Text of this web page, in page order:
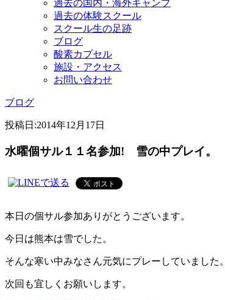
過去の国内・海外キャンプ
過去の体験スクール
スクール生の足跡
ブログ
酸素カプセル
施設・アクセス
お問い合わせ
ブログ
投稿日:2014年12月17日
水曜個サル１１名参加! 雪の中プレイ。
本日の個サル参加ありがとうございます。
今日は熊本は雪でした。
そんな寒い中みなさん元気にプレーしていました。
次回も宜しくお願いします。